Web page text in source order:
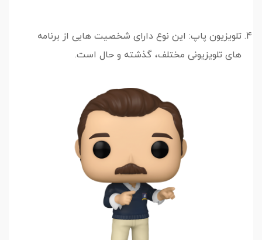
تلویزیون پاپ: این نوع دارای شخصیت هایی از برنامه
های تلویزیونی مختلف، گذشته و حال است.